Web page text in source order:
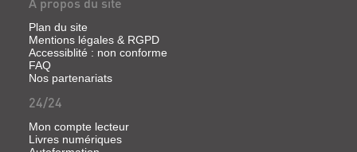
en
forêt.
Dans
les
sous-
bois,
tous
sens
de
la
petite
fille
Plan du site
Mentions légales & RGPD
Accessiblité : non conforme
FAQ
Nos partenariats
24/24
Mon compte lecteur
Livres numériques